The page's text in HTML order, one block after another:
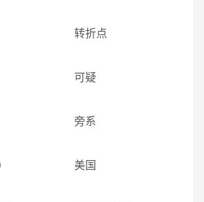
め） 转折点
ん） 可疑
け） 旁系
こく） 美国